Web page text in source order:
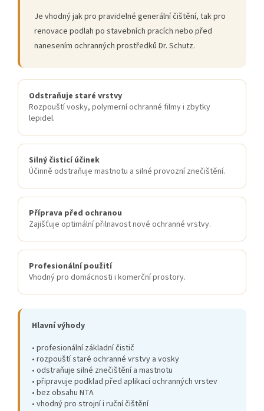
Je vhodný jak pro pravidelné generální čištění, tak pro
renovace podlah po stavebních pracích nebo před
nanesením ochranných prostředků Dr. Schutz.
Odstraňuje staré vrstvy
Rozpouští vosky, polymerní ochranné filmy i zbytky
lepidel.
Silný čisticí účinek
Účinně odstraňuje mastnotu a silné provozní znečištění.
Příprava před ochranou
Zajišťuje optimální přilnavost nové ochranné vrstvy.
Profesionální použití
Vhodný pro domácnosti i komerční prostory.
Hlavní výhody
• profesionální základní čistič
• rozpouští staré ochranné vrstvy a vosky
• odstraňuje silné znečištění a mastnotu
• připravuje podklad před aplikací ochranných vrstev
• bez obsahu NTA
• vhodný pro strojní i ruční čištění